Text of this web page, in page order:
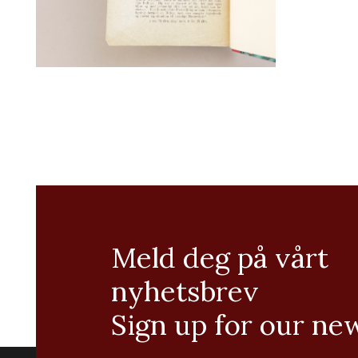
Meld deg på vårt
nyhetsbrev
Sign up for our